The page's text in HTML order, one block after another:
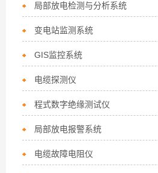
局部放电检测与分析系统
变电站监测系统
GIS监控系统
电缆探测仪
程式数字绝缘测试仪
局部放电报警系统
电缆故障电阻仪